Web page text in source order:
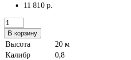
11 810 р.
В корзину
Высота
20 м
Калибр
0,8